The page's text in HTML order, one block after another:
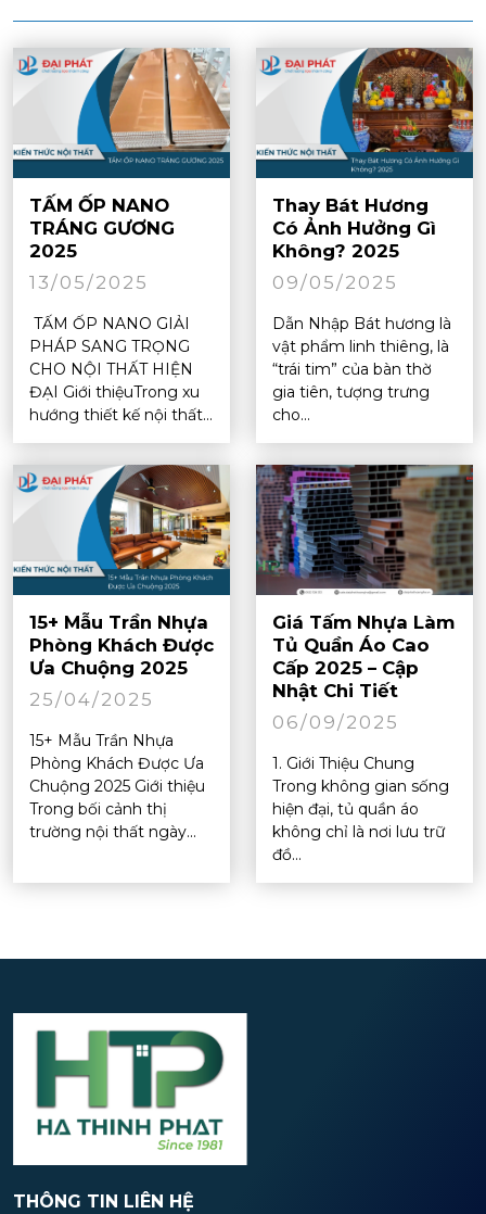
TẤM ỐP NANO
TRÁNG GƯƠNG
2025
13/05/2025
TẤM ỐP NANO GIẢI
PHÁP SANG TRỌNG
CHO NỘI THẤT HIỆN
ĐẠI Giới thiệuTrong xu
hướng thiết kế nội thất...
Thay Bát Hương
Có Ảnh Hưởng Gì
Không? 2025
09/05/2025
Dẫn Nhập Bát hương là
vật phẩm linh thiêng, là
“trái tim” của bàn thờ
gia tiên, tượng trưng
cho...
15+ Mẫu Trần Nhựa
Phòng Khách Được
Ưa Chuộng 2025
25/04/2025
15+ Mẫu Trần Nhựa
Phòng Khách Được Ưa
Chuộng 2025 Giới thiệu
Trong bối cảnh thị
trường nội thất ngày...
Giá Tấm Nhựa Làm
Tủ Quần Áo Cao
Cấp 2025 – Cập
Nhật Chi Tiết
06/09/2025
1. Giới Thiệu Chung
Trong không gian sống
hiện đại, tủ quần áo
không chỉ là nơi lưu trữ
đồ...
THÔNG TIN LIÊN HỆ